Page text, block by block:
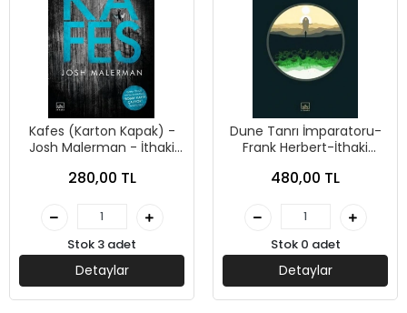
Kafes (Karton Kapak) -
Josh Malerman - İthaki
280,00 TL
Stok 3 adet
Detaylar
Dune Tanrı İmparatoru-
Frank Herbert-İthaki
480,00 TL
Stok 0 adet
Detaylar